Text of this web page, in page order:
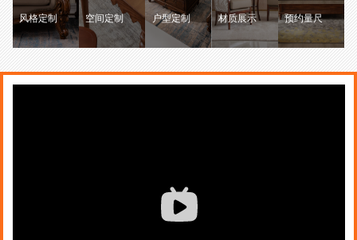
风格定制 空间定制 户型定制 材质展示 预约量尺